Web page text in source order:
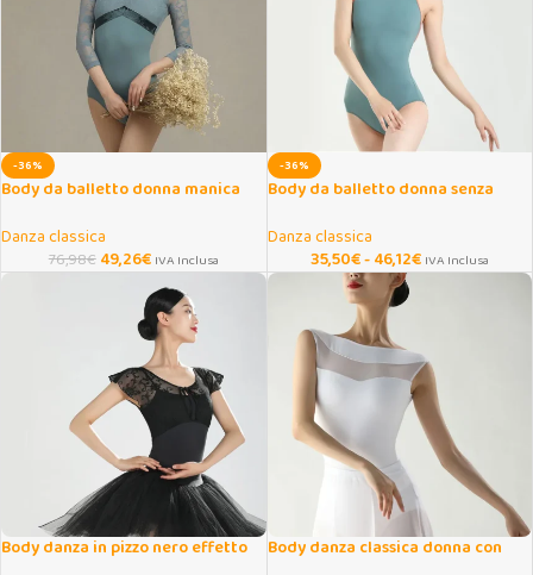
-36%
Body da balletto donna manica
Danza classica
76,98€ 49,26€ IVA Inclusa
-36%
Body da balletto donna senza
Danza classica
35,50€-46,12€ IVA Inclusa
Body danza in pizzo nero effetto
Body danza classica donna con